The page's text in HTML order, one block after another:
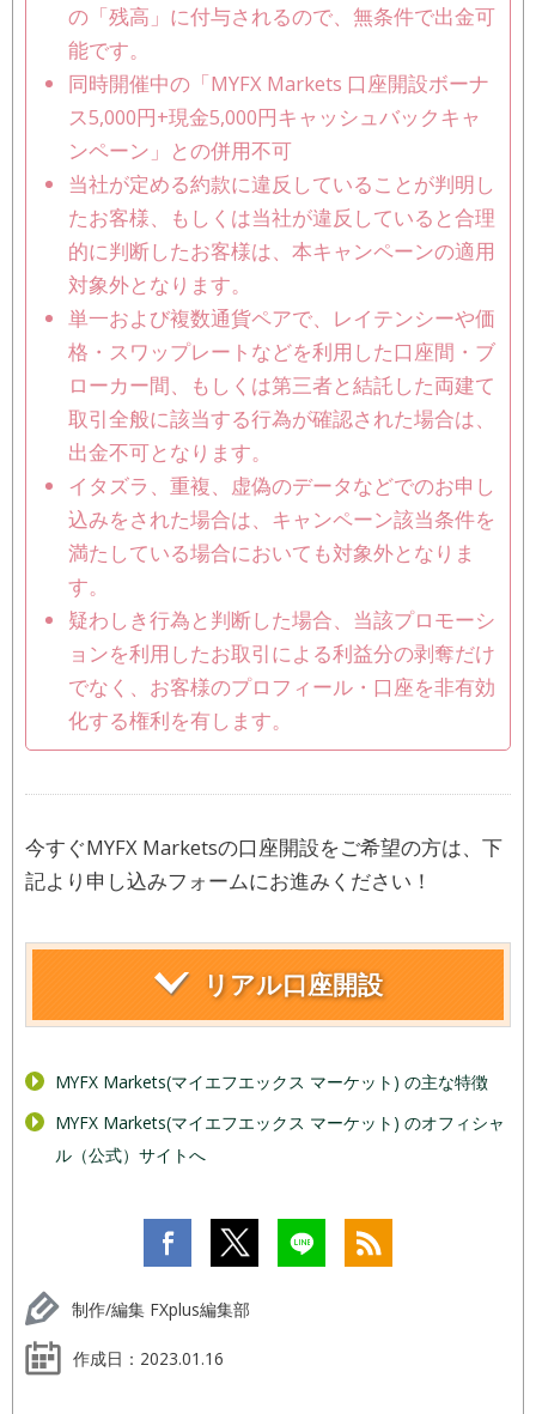
の「残高」に付与されるので、無条件で出金可
能です。
同時開催中の「MYFX Markets 口座開設ボーナ
ス5,000円+現金5,000円キャッシュバックキャ
ンペーン」との併用不可
当社が定める約款に違反していることが判明し
たお客様、もしくは当社が違反していると合理
的に判断したお客様は、本キャンペーンの適用
対象外となります。
単一および複数通貨ペアで、レイテンシーや価
格・スワップレートなどを利用した口座間・ブ
ローカー間、もしくは第三者と結託した両建て
取引全般に該当する行為が確認された場合は、
出金不可となります。
イタズラ、重複、虚偽のデータなどでのお申し
込みをされた場合は、キャンペーン該当条件を
満たしている場合においても対象外となりま
す。
疑わしき行為と判断した場合、当該プロモーシ
ョンを利用したお取引による利益分の剥奪だけ
でなく、お客様のプロフィール・口座を非有効
化する権利を有します。
今すぐMYFX Marketsの口座開設をご希望の方は、下
記より申し込みフォームにお進みください！
リアル口座開設
MYFX Markets(マイエフエックス マーケット) の主な特徴
MYFX Markets(マイエフエックス マーケット) のオフィシャ
ル（公式）サイトへ
制作/編集 FXplus編集部
作成日： 2023.01.16